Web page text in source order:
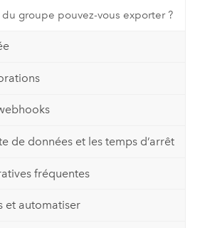
groupe pouvez-vous exporter ?
de données et les temps d’arrêt
fréquentes
et automatiser